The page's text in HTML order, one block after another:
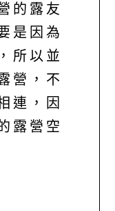
的露友
是因為
所以並
營，不
連，因
露營空